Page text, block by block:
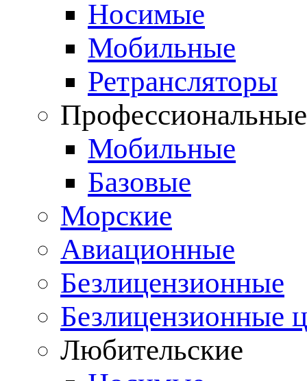
Носимые
Мобильные
Ретрансляторы
Мобильные
Базовые
Морские
Авиационные
Безлицензионные
Безлицензионные
Любительские